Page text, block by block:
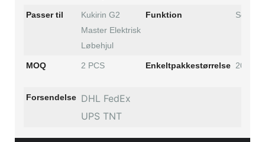
Passer til
Kukirin G2
Master Elektrisk
Løbehjul
Funktion
MOQ 2 PCS Enkeltpakkestørrelse
Forsendelse DHL FedEx
UPS TNT